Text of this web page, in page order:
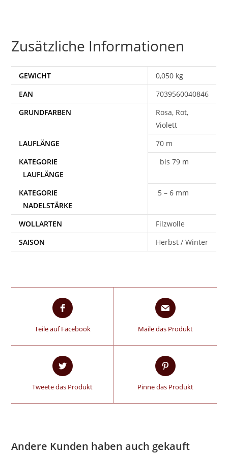
Zusätzliche Informationen
GEWICHT
0,050 kg
EAN
7039560040846
Rosa, Rot,
Violett
70 m
bis 79 m
5 – 6 mm
WOLLARTEN
Filzwolle
SAISON
Herbst / Winter
Teile auf Facebook Maile das Produkt
Tweete das Produkt Pinne das Produkt
Andere Kunden haben auch gekauft